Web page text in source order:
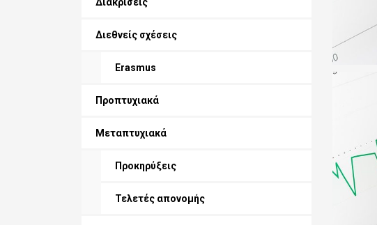
Διακρίσεις
Διεθνείς σχέσεις
Erasmus
Προπτυχιακά
Μεταπτυχιακά
Προκηρύξεις
Τελετές απονομής